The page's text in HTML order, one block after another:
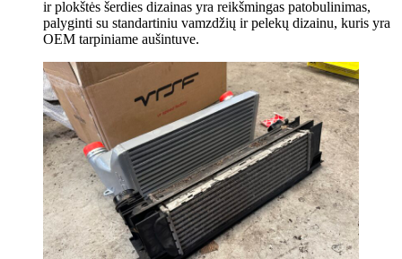
ir plokštės šerdies dizainas yra reikšmingas patobulinimas,
palyginti su standartiniu vamzdžių ir pelekų dizainu, kuris yra
OEM tarpiniame aušintuve.